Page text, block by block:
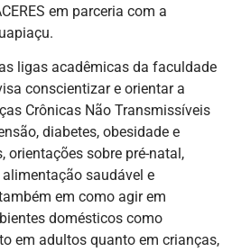
em parceria com a
ligas acadêmicas da faculdade
conscientizar e orientar a
Crônicas Não Transmissíveis
diabetes, obesidade e
orientações sobre pré-natal,
saudável e
em como agir em
domésticos como
em adultos quanto em crianças,